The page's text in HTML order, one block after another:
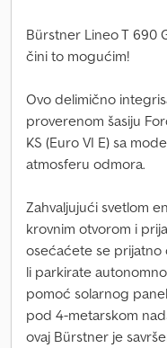
Bürstner Lineo T 690
čini to mogućim!
Ovo delimično
proverenom šasiju
KS (Euro VI E) sa
atmosferu odmora.
Zahvaljujući svetlom
krovnim otvorom i
osećaćete se prijatno
li parkirate
pomoć solarnog
pod 4-metarskom
ovaj Bürstner je